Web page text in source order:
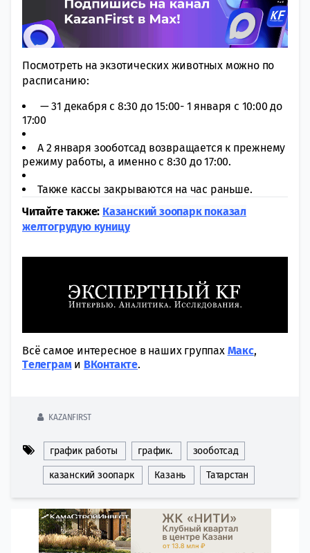
Посмотреть на экзотических животных можно по
расписанию:
— 31 декабря с 8:30 до 15:00- 1 января с 10:00 до
17:00
А 2 января зооботсад возвращается к прежнему
режиму работы, а именно с 8:30 до 17:00.
Также кассы закрываются на час раньше.
Читайте также: Казанский зоопарк показал
желтогрудую куницу
Всё самое интересное в наших группах Макс,
Tелеграми ВКонтакте.
KAZANFIRST
график работы график. зооботсад
казанский зоопарк Казань Татарстан